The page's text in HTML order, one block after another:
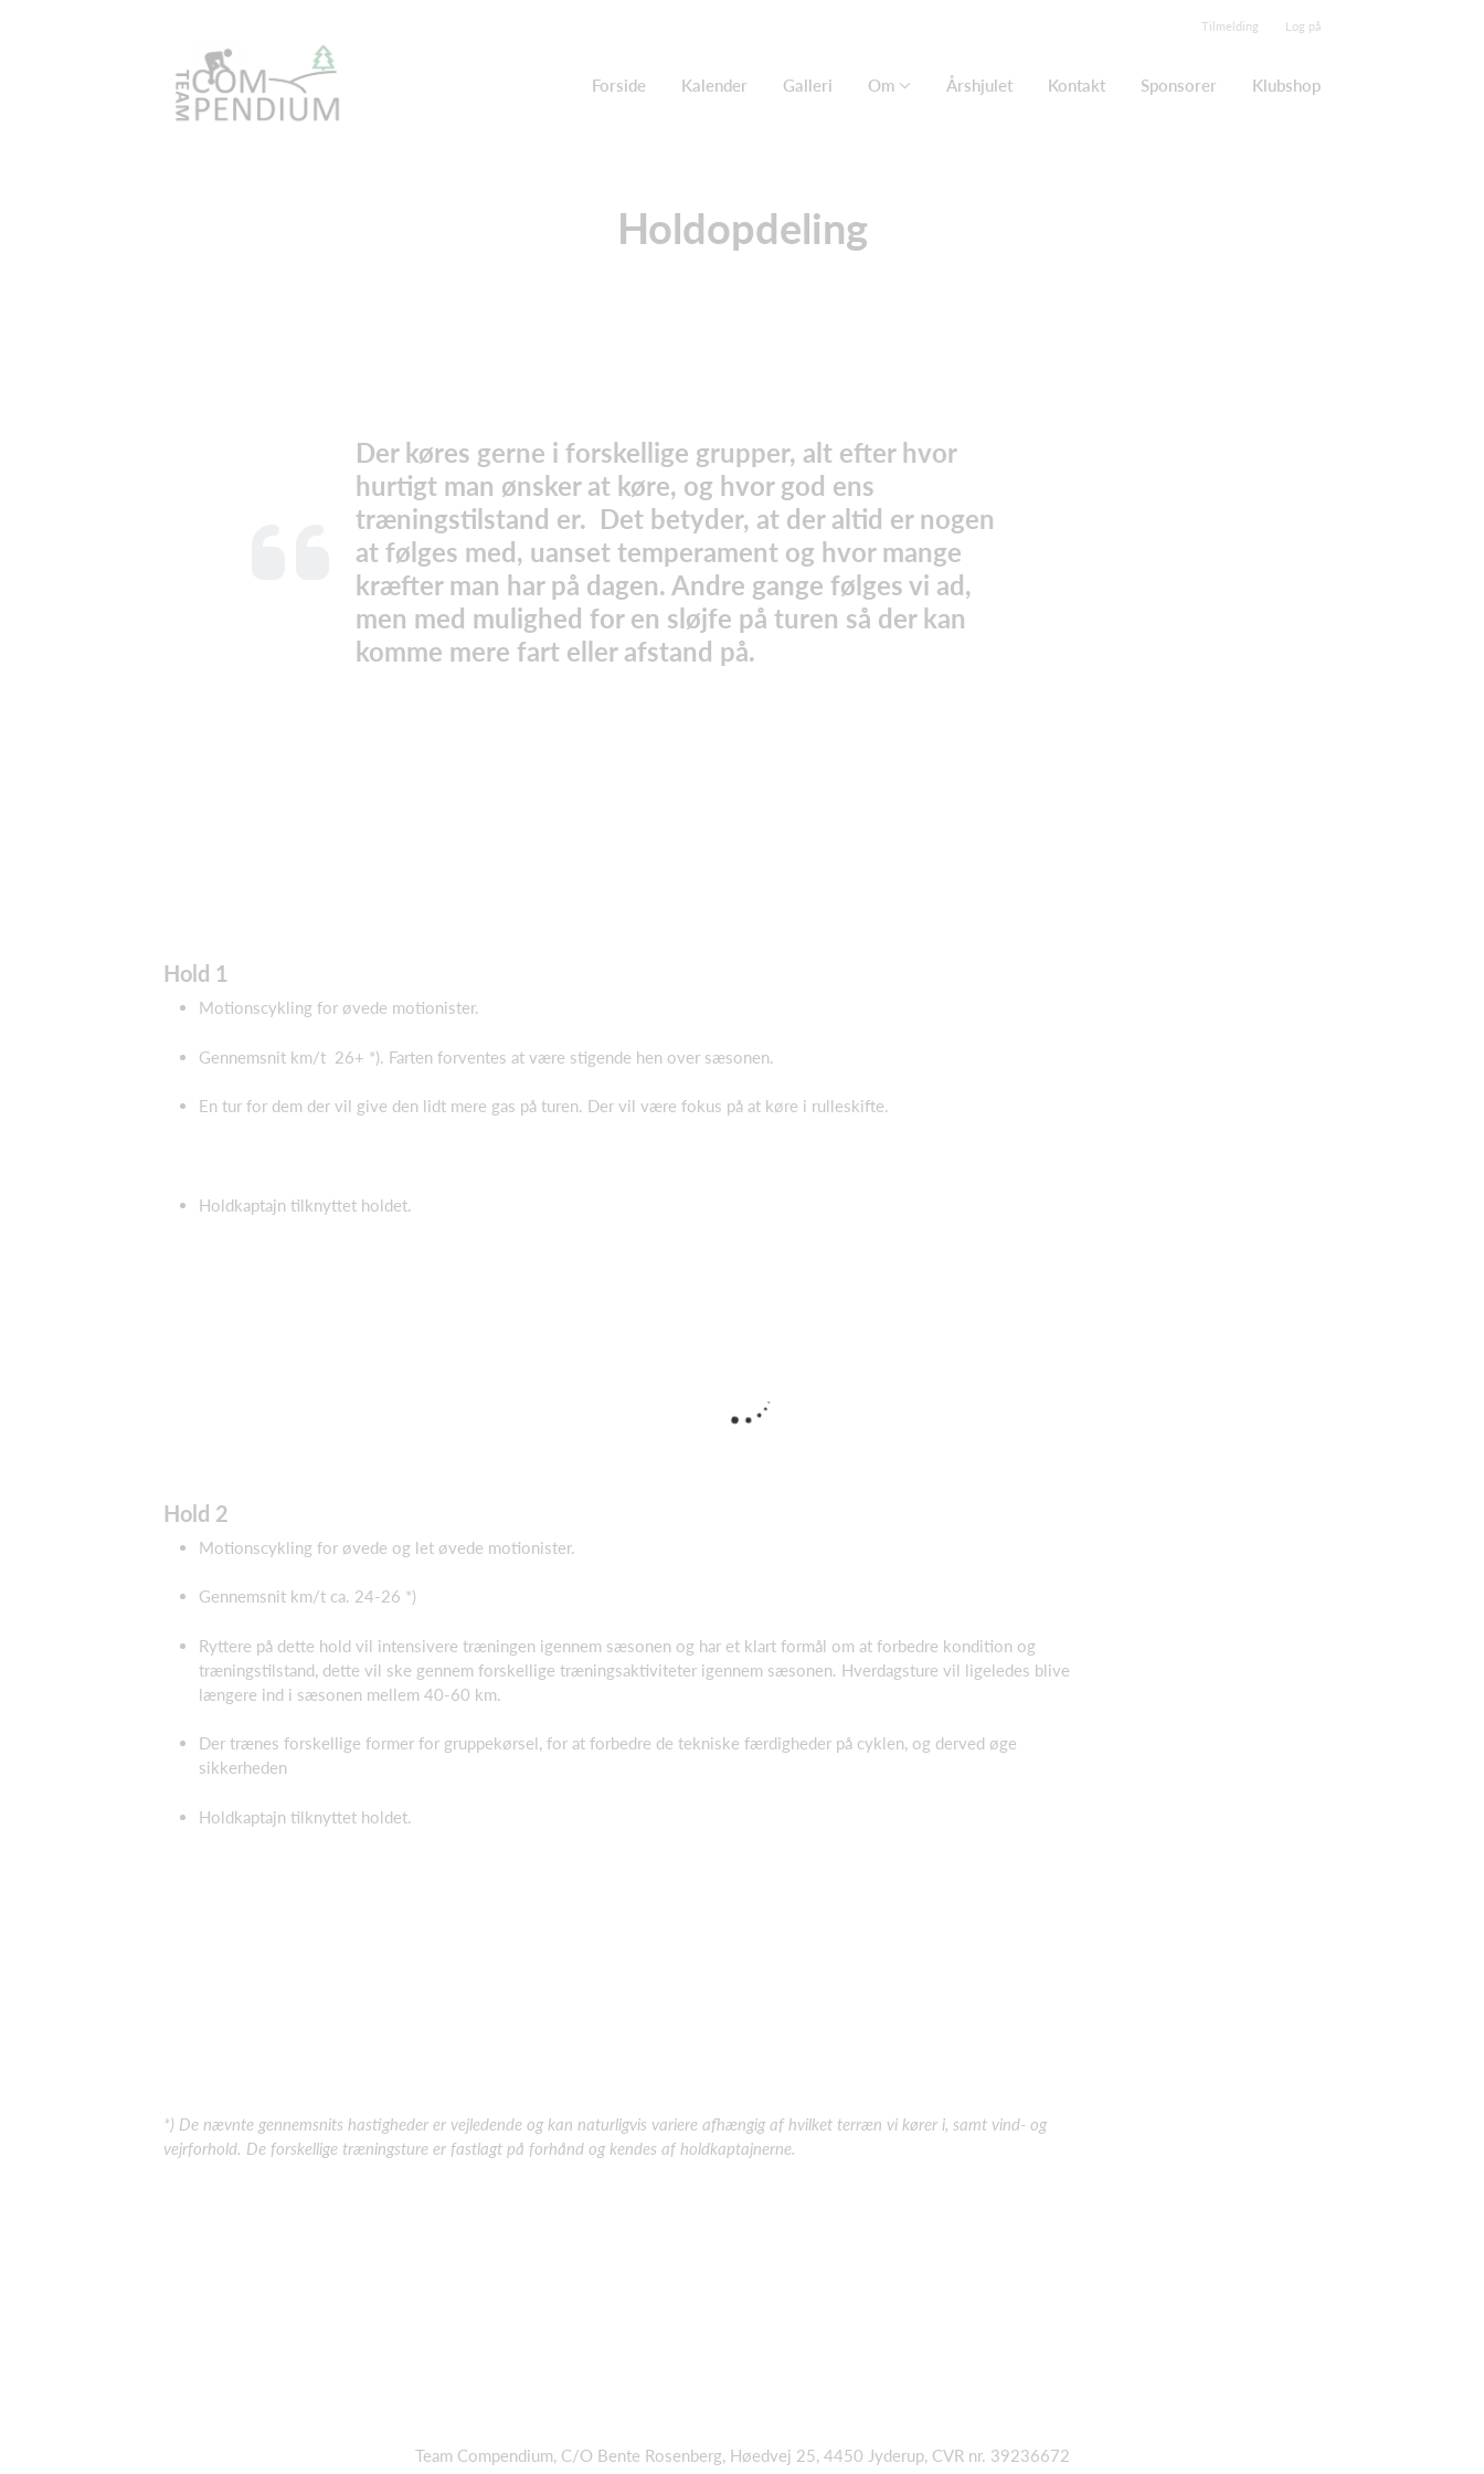
Tilmelding Log på
Forside Kalender Galleri Om Årshjulet Kontakt Sponsorer Klubshop
Holdopdeling
Der køres gerne i forskellige grupper, alt efter hvor
hurtigt man ønsker at køre, og hvor god ens
træningstilstand er. Det betyder, at der altid er nogen
at følges med, uanset temperament og hvor mange
kræfter man har på dagen. Andre gange følges vi ad,
men med mulighed for en sløjfe på turen så der kan
komme mere fart eller afstand på.
Hold 1
Motionscykling for øvede motionister.
Gennemsnit km/t 26+ *). Farten forventes at være stigende hen over sæsonen.
En tur for dem der vil give den lidt mere gas på turen. Der vil være fokus på at køre i rulleskifte.
Holdkaptajn tilknyttet holdet.
Hold 2
Motionscykling for øvede og let øvede motionister.
Gennemsnit km/t ca. 24-26 *)
Ryttere på dette hold vil intensivere træningen igennem sæsonen og har et klart formål om at forbedre kondition og
træningstilstand, dette vil ske gennem forskellige træningsaktiviteter igennem sæsonen. Hverdagsture vil ligeledes blive
længere ind i sæsonen mellem 40-60 km.
Der trænes forskellige former for gruppekørsel, for at forbedre de tekniske færdigheder på cyklen, og derved øge
sikkerheden
Holdkaptajn tilknyttet holdet.
*) De nævnte gennemsnits hastigheder er vejledende og kan naturligvis variere afhængig af hvilket terræn vi kører i, samt vind- og
vejrforhold. De forskellige træningsture er fastlagt på forhånd og kendes af holdkaptajnerne.
Team Compendium, C/O Bente Rosenberg, Høedvej 25, 4450 Jyderup, CVR nr. 39236672